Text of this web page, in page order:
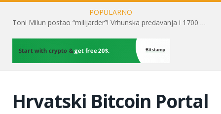
POPULARNO
Toni Milun postao “milijarder”! Vrhunska predavanja i 1700 posjetitelja obilježili su mjesec financijske pismenosti
Hrvatski Bitcoin Portal